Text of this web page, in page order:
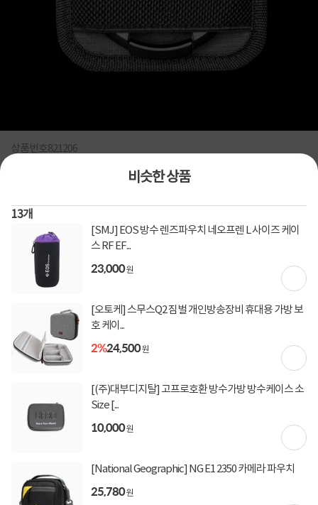
비슷한 상품
13개
[SMJ] EOS 방수 렌즈파우치 네오프렌 L 사이즈 케이
스 RF EF...
23,000원
[오토케] 스무스Q2 짐벌 개인방송장비 휴대용 가방 보
호 케이...
2%24,500원
[(주)대부디지탈] 고프로호환 방수가방 방수케이스 소
Size [...
10,000원
[National Geographic] NG E1 2350 카메라 파우치
25,780원
상품번호821206
[WOTANCRAFT] INTERIOR MODULE LENS CAP
HOLDER - S
렌즈 캡 홀더 / 파우치 / 크기 : 11x11cm
지금 후기쓰면 적립금 2배!
15% 23,610 원
할인혜택
[토스페이 X 계좌이체] 50,000원 즉시할인
(1,000,000원 이상 결제 시)
[토스페이 X 농협카드] 5% 즉시할인 (800,000원 이
상 결제 시)
[토스페이 X 현대카드] 5% 즉시할인 (800,000원 이
상 결제 시)
무이자무이자무이자5만원5%포인트
적립금 50원 적립